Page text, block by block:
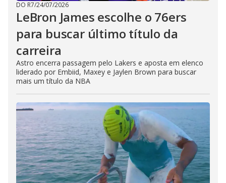
DO R7/24/07/2026
LeBron James escolhe o 76ers
para buscar último título da
carreira
Astro encerra passagem pelo Lakers e aposta em elenco
liderado por Embiid, Maxey e Jaylen Brown para buscar
mais um título da NBA